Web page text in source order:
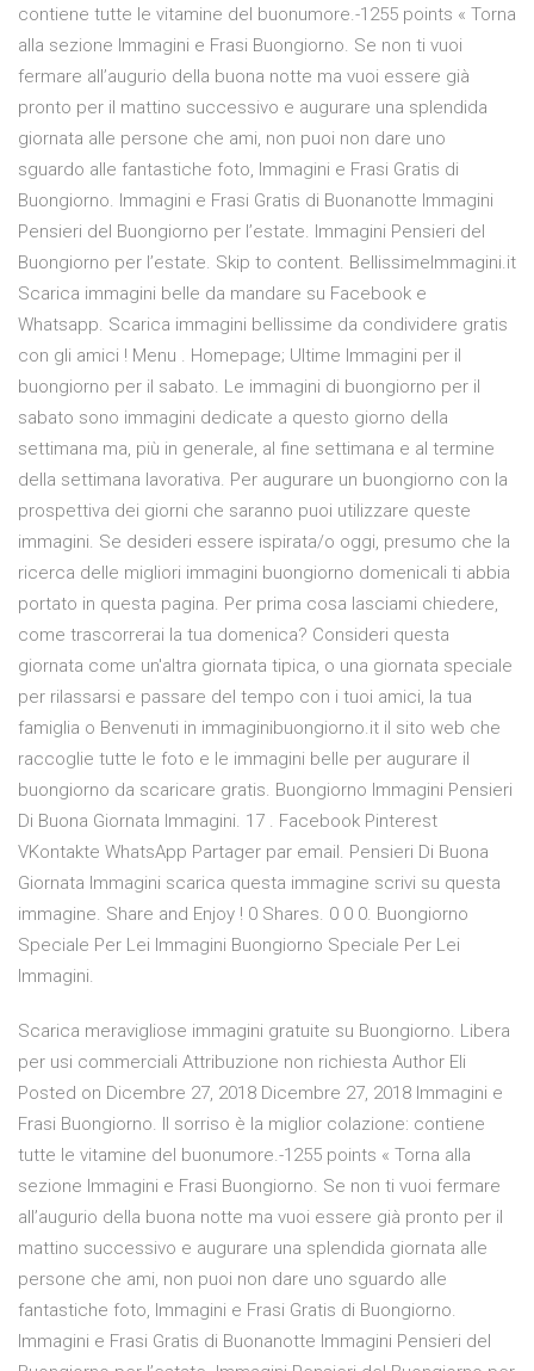
contiene tutte le vitamine del buonumore.-1255 points « Torna
alla sezione Immagini e Frasi Buongiorno. Se non ti vuoi
fermare all’augurio della buona notte ma vuoi essere già
pronto per il mattino successivo e augurare una splendida
giornata alle persone che ami, non puoi non dare uno
sguardo alle fantastiche foto, Immagini e Frasi Gratis di
Buongiorno. Immagini e Frasi Gratis di Buonanotte Immagini
Pensieri del Buongiorno per l’estate. Immagini Pensieri del
Buongiorno per l’estate. Skip to content. BellissimeImmagini.it
Scarica immagini belle da mandare su Facebook e
Whatsapp. Scarica immagini bellissime da condividere gratis
con gli amici ! Menu . Homepage; Ultime Immagini per il
buongiorno per il sabato. Le immagini di buongiorno per il
sabato sono immagini dedicate a questo giorno della
settimana ma, più in generale, al fine settimana e al termine
della settimana lavorativa. Per augurare un buongiorno con la
prospettiva dei giorni che saranno puoi utilizzare queste
immagini. Se desideri essere ispirata/o oggi, presumo che la
ricerca delle migliori immagini buongiorno domenicali ti abbia
portato in questa pagina. Per prima cosa lasciami chiedere,
come trascorrerai la tua domenica? Consideri questa
giornata come un'altra giornata tipica, o una giornata speciale
per rilassarsi e passare del tempo con i tuoi amici, la tua
famiglia o Benvenuti in immaginibuongiorno.it il sito web che
raccoglie tutte le foto e le immagini belle per augurare il
buongiorno da scaricare gratis. Buongiorno Immagini Pensieri
Di Buona Giornata Immagini. 17 . Facebook Pinterest
VKontakte WhatsApp Partager par email. Pensieri Di Buona
Giornata Immagini scarica questa immagine scrivi su questa
immagine. Share and Enjoy ! 0 Shares. 0 0 0. Buongiorno
Speciale Per Lei Immagini Buongiorno Speciale Per Lei
Immagini.
Scarica meravigliose immagini gratuite su Buongiorno. Libera
per usi commerciali Attribuzione non richiesta Author Eli
Posted on Dicembre 27, 2018 Dicembre 27, 2018 Immagini e
Frasi Buongiorno. Il sorriso è la miglior colazione: contiene
tutte le vitamine del buonumore.-1255 points « Torna alla
sezione Immagini e Frasi Buongiorno. Se non ti vuoi fermare
all’augurio della buona notte ma vuoi essere già pronto per il
mattino successivo e augurare una splendida giornata alle
persone che ami, non puoi non dare uno sguardo alle
fantastiche foto, Immagini e Frasi Gratis di Buongiorno.
Immagini e Frasi Gratis di Buonanotte Immagini Pensieri del